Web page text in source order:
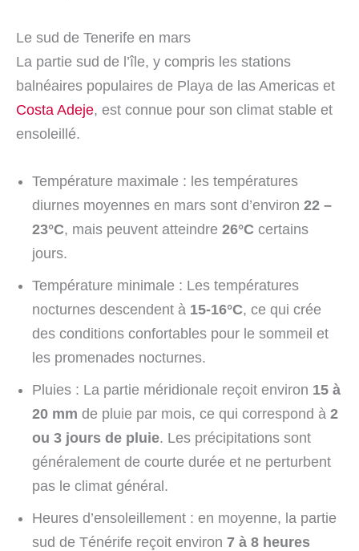
Le sud de Tenerife en mars
La partie sud de l’île, y compris les stations
balnéaires populaires de Playa de las Americas et
Costa Adeje, est connue pour son climat stable et
ensoleillé.
Température maximale : les températures
diurnes moyennes en mars sont d’environ 22 –
23°C, mais peuvent atteindre 26°C certains
jours.
Température minimale : Les températures
nocturnes descendent à 15-16°C, ce qui crée
des conditions confortables pour le sommeil et
les promenades nocturnes.
Pluies : La partie méridionale reçoit environ 15 à
20 mm de pluie par mois, ce qui correspond à 2
ou 3 jours de pluie. Les précipitations sont
généralement de courte durée et ne perturbent
pas le climat général.
Heures d’ensoleillement : en moyenne, la partie
sud de Ténérife reçoit environ 7 à 8 heures